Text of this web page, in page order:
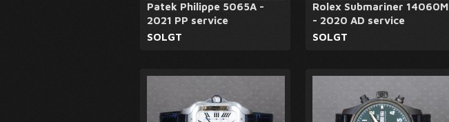
Patek Philippe 5065A -
2021 PP service
SOLGT
Rolex Submariner 14060M
- 2020 AD service
SOLGT